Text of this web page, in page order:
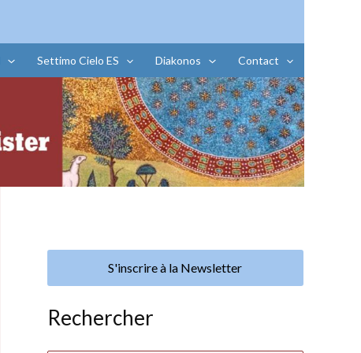
Settimo Cielo ES Diakonos Contact
S'inscrire à la Newsletter
Rechercher